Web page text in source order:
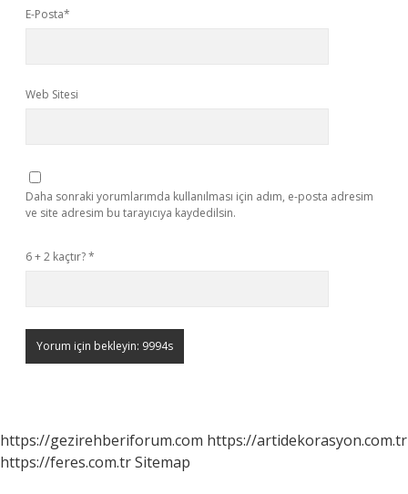
E-Posta*
Web Sitesi
Daha sonraki yorumlarımda kullanılması için adım, e-posta adresim
ve site adresim bu tarayıcıya kaydedilsin.
6 + 2 kaçtır?*
https://gezirehberiforum.com https://artidekorasyon.com.tr
https://feres.com.trSitemap